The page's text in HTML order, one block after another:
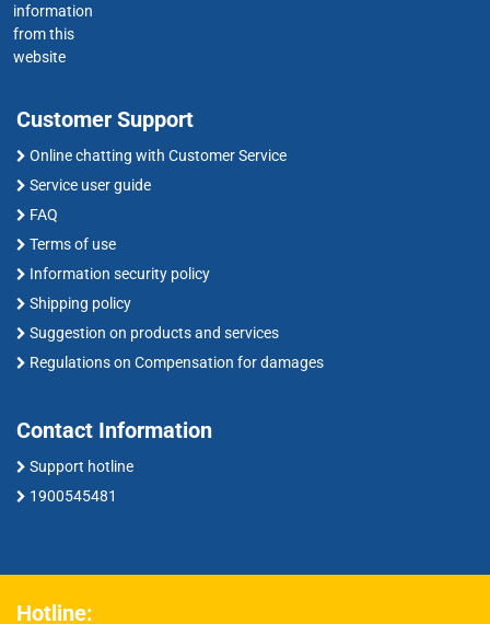
information
from this
website
Customer Support
Online chatting with Customer Service
Service user guide
FAQ
Terms of use
Information security policy
Shipping policy
Suggestion on products and services
Regulations on Compensation for damages
Contact Information
Support hotline
1900545481
Hotline: